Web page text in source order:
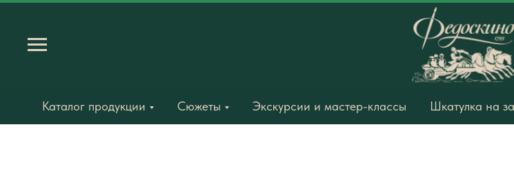
Каталог продукции Сюжеты Экскурсии и мастер-классы Шкатулка на